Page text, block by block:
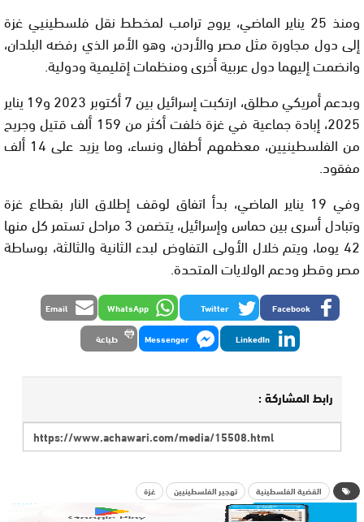
ومنذ 25 يناير الماضي، يروج ترامب لمخطط نقل فلسطينيي غزة
إلى دول مجاورة مثل مصر والأردن، وهو الأمر الذي رفضه البلدان،
وانضمت إليهما دول عربية أخرى ومنظمات إقليمية ودولية.
وبدعم أمريكي مطلق، ارتكبت إسرائيل بين 7 أكتوبر 2023 و19 يناير
2025، إبادة جماعية في غزة خلفت أكثر من 159 ألف قتيل وجريح
من الفلسطينيين، معظمهم أطفال ونساء، وما يزيد على 14 ألف
مفقود.
وفي 19 يناير الماضي، بدأ اتفاق لوقف إطلاق النار بقطاع غزة
وتبادل أسرى بين حماس وإسرائيل، يتضمن 3 مراحل تستمر كل منها
42 يوما، ويتم خلال الأولى التفاوض لبدء الثانية والثالثة، بوساطة
مصر وقطر ودعم الولايات المتحدة.
Facebook
Twitter
WhatsApp
Email
LinkedIn
Messenger طباعة
رابط المشاركة :
القضية الفلسطينية تهجير الفلسطينيين غزة